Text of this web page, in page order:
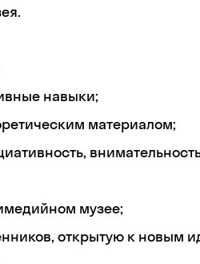
навыки;
материалом;
музее;
открытую к новым